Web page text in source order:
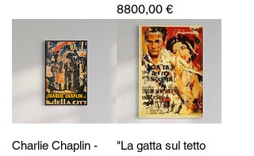
Prezzo
8800,00 €
Charlie Chaplin -
"La gatta sul tetto